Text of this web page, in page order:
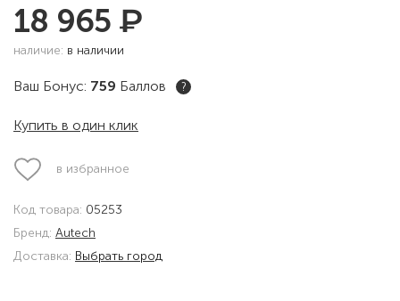
18 965 ₽
наличие: в наличии
Ваш Бонус: 759 Баллов ?
Купить в один клик
в избранное
Код товара: 05253
Бренд: Autech
Доставка: Выбрать город